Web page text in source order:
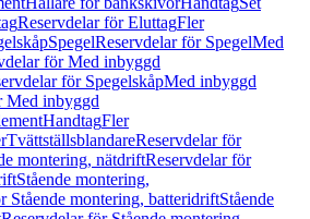
Reservdelar för EluttagFler
SpegelReservdelar för SpegelMed
för Med inbyggd
för SpegelskåpMed inbyggd
Med inbyggd
HandtagFler
TvättställsblandareReservdelar för
montering, nätdriftReservdelar för
Stående montering,
Stående montering, batteridriftStående